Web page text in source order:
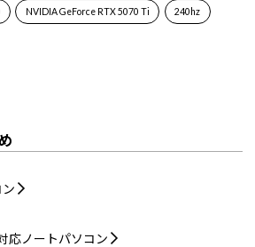
NVIDIA GeForce RTX 5070 Ti 240hz
応ノートパソコン